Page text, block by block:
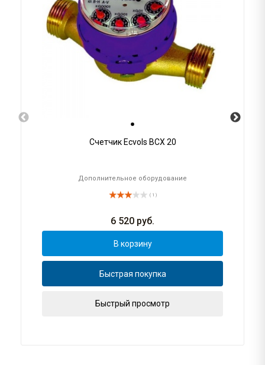
Счетчик Ecvols ВСХ 20
Дополнительное оборудование
( 1 )
6 520 руб.
В корзину
Быстрая покупка
Быстрый просмотр